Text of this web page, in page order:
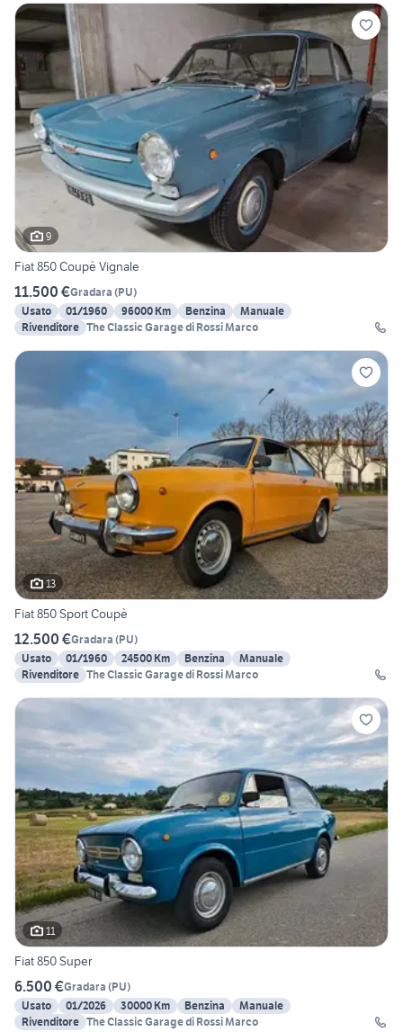
9
Fiat 850 Coupè Vignale
11.500 €Gradara (PU)
Usato
01/1960 96000 Km Benzina
Manuale
Rivenditore The Classic Garage di Rossi Marco
13
Fiat 850 Sport Coupè
12.500 €Gradara (PU)
Usato
01/1960 24500 Km Benzina
Manuale
Rivenditore The Classic Garage di Rossi Marco
11
Fiat 850 Super
6.500 €Gradara (PU)
Usato
01/2026 30000 Km Benzina
Manuale
Rivenditore The Classic Garage di Rossi Marco